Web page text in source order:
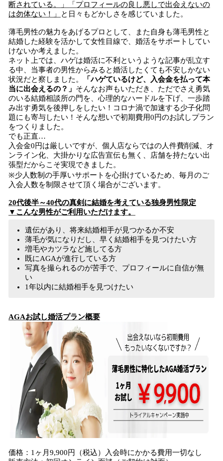
断されている。」
「プロフィールの良し悪しで出会えないの
は勿体ない！」
と日々もどかしさを感じていました。
薄毛男性の魅力をあげるプロとして、また自身も薄毛男性と
結婚した経験を活かして女性目線で、婚活をサポートしてい
けないか考えました。
ネット上では、ハゲは婚活に不利というような記事が乱立す
る中、当事者の男性からみると婚活したくても不安しかない
状況だと察しました。
「ハゲているけど、入会金を払って本
当に出会えるの？」 そんなお声もいただき、ただでさえ勇気
のいる結婚相談所の門を、心理的なハードルを下げ、一歩踏
み出す勇気を後押しをしたい！コロナ渦で加速する少子化問
題にも寄与したい！そんな想いで初期費用0円のお試しプラン
をつくりました。
でも正直…
入会金0円は厳しいですが、個人店ならではの人件費削減、オ
ンライン化、大掛かりな広告宣伝も無く、店舗を持たない出
張型だからこそ実現できました。
※少人数制の手厚いサポートを心掛けているため、毎月のご
入会人数を制限させて頂く場合がございます。
20代後半～40代の真剣に結婚を考えている独身男性限定
▼こんな男性がご利用いただけます。
遺伝があり、将来結婚相手が見つかるか不安
薄毛が気になりだし、早く結婚相手を見つけたい方
増毛やカツラなど施してる方
既にAGAが進行している方
写真を撮られるのが苦手で、プロフィールに自信が無
い
1年以内に結婚相手を見つけたい
AGAお試し婚活プラン概要
価格：1ヶ月9,900円（税込）入会時にかかる費用一切なし